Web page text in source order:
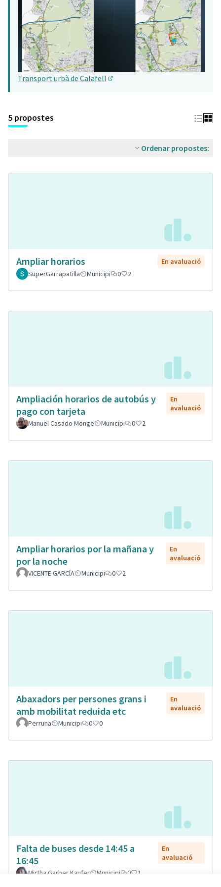
Transport urbà de Calafell
5 propostes
Ordenar propostes:
Ampliar horarios
En avaluació
SuperGarrapatilla
Municipi 0 2
Ampliación horarios de autobús y
pago con tarjeta
En
avaluació
Manuel Casado Monge
Municipi 0 2
Ampliar horarios por la mañana y
por la noche
En
avaluació
VICENTE GARCÍA
Municipi 0 2
Abaxadors per persones grans i
amb mobilitat reduida etc
En
avaluació
Perruna
Municipi 0 0
Falta de buses desde 14:45 a
16:45
En
avaluació
Mirtha Garber Kaufer
Municipi 0 1